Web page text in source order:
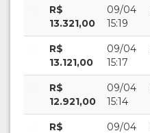
R$
13.321,00
09/04
15:19
R$
13.121,00
09/04
15:17
R$
12.921,00
09/04
15:14
R$
09/04